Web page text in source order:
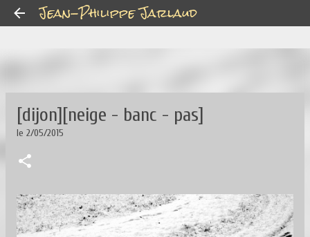
Accéder au contenu principal
Jean-Philippe Jarlaud
[dijon][neige - banc - pas]
le 2/05/2015